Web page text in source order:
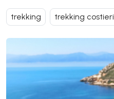
trekking trekking costieri